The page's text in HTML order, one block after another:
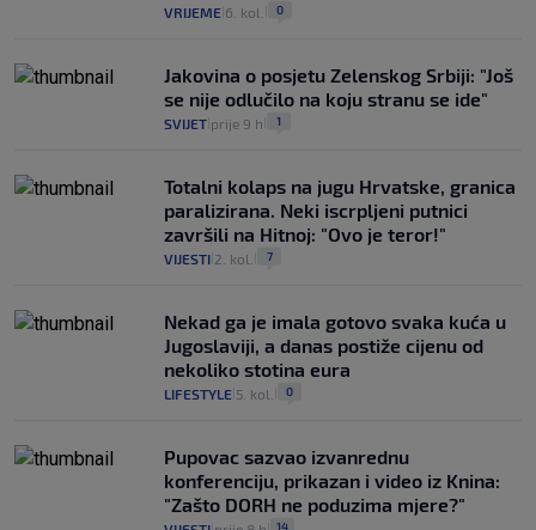
VRIJEME 6. kol. 0
Jakovina o posjetu Zelenskog Srbiji: "Još
se nije odlučilo na koju stranu se ide"
SVIJET prije 9 h 1
Totalni kolaps na jugu Hrvatske, granica
paralizirana. Neki iscrpljeni putnici
završili na Hitnoj: "Ovo je teror!"
VIJESTI 2. kol. 7
Nekad ga je imala gotovo svaka kuća u
Jugoslaviji, a danas postiže cijenu od
nekoliko stotina eura
LIFESTYLE 5. kol. 0
Pupovac sazvao izvanrednu
konferenciju, prikazan i video iz Knina:
"Zašto DORH ne poduzima mjere?"
14